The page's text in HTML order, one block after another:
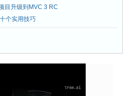
目升级到MVC 3 RC
个实用技巧